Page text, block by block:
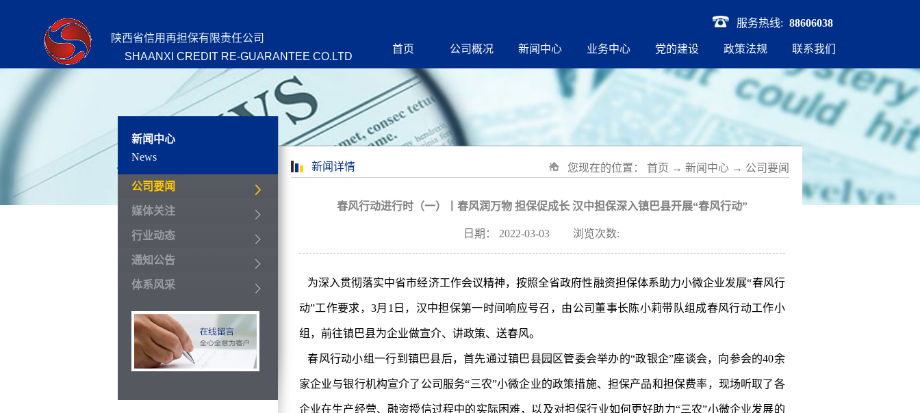
陕西省信用再担保有限责任公司
SHAANXI CREDIT RE-GUARANTEE CO.LTD
服务热线: 88606038
首页 公司概况 新闻中心 业务中心 党的建设 政策法规 联系我们
新闻中心
News
公司要闻
媒体关注
行业动态
通知公告
体系风采
新闻详情 您现在的位置： 首页 → 新闻中心 → 公司要闻
春风行动进行时（一）丨春风润万物 担保促成长 汉中担保深入镇巴县开展“春风行动”
日期： 2022-03-03 浏览次数:
为深入贯彻落实中省市经济工作会议精神，按照全省政府性融资担保体系助力小微企业发展“春风行
动”工作要求，3月1日，汉中担保第一时间响应号召，由公司董事长陈小莉带队组成春风行动工作小
组，前往镇巴县为企业做宣介、讲政策、送春风。
春风行动小组一行到镇巴县后，首先通过镇巴县园区管委会举办的“政银企”座谈会，向参会的40余
家企业与银行机构宣介了公司服务“三农”小微企业的政策措施、担保产品和担保费率，现场听取了各
企业在生产经营、融资授信过程中的实际困难，以及对担保行业如何更好助力“三农”小微企业发展的